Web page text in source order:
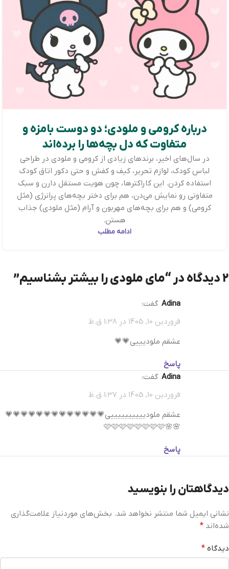
درباره کرومی و ملودی؛ دو دوست بامزه و
متفاوت که دل بچه‌ها را برده‌اند
در سال‌های اخیر، برندهای زیادی از کرومی و ملودی در طراحی
لباس کودک، لوازم تحریر، کیف و کفش و حتی دکور اتاق کودک
استفاده کردن. این کاراکترها، چون هویت مستقل دارن و سبک
متفاوتی رو نمایش می‌دن، هم برای دختر بچه‌های پرانرژی (مثل
کرومی) و هم برای بچه‌های مهربون و آرام (مثل ملودی) جذاب
هستن.
ادامه مطلب
2 دیدگاه در “ مای ملودی را بیشتر بشناسیم”
Adina
گفت:
فروردین 10, 1405 در 1:38 ق.ظ
عشقم ملودیییی💗💗
پاسخ
Adina
گفت:
فروردین 10, 1405 در 1:37 ق.ظ
عشقم ملودییییییییییی💗💗💗💗💗💗💗💗💗💗💗💗💗
🌸🌸🩷🩷🩷🩷🩷🩷🩷🩷
پاسخ
دیدگاهتان را بنویسید
نشانی ایمیل شما منتشر نخواهد شد. بخش‌های موردنیاز علامت‌گذاری
شده‌اند *
دیدگاه *